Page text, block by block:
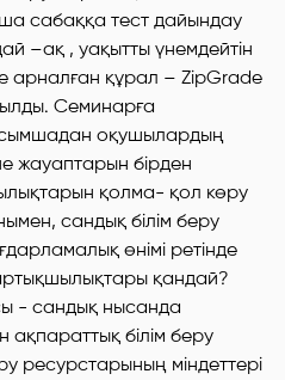
сабаққа тест дайындау
–ақ , уақытты үнемдейтін
арналған құрал – ZipGrade
Семинарға
оқушылардың
жауаптарын бірден
қолма- қол көру
сандық білім беру
өнімі ретінде
қандай?
- сандық нысанда
ақпараттық білім беру
ресурстарының міндеттері